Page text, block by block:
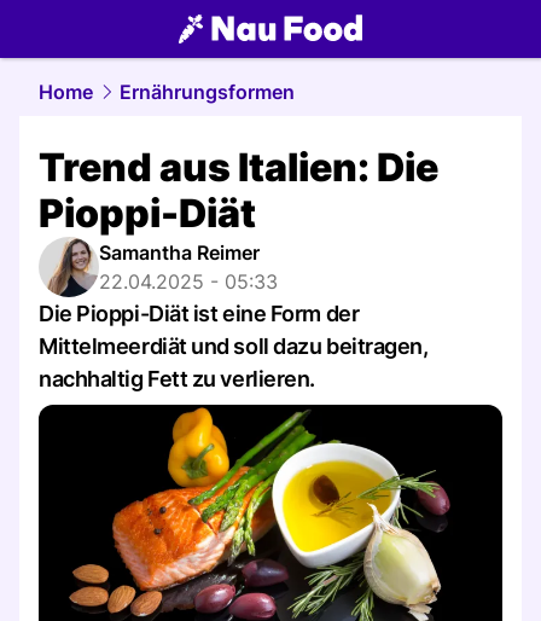
food.NAU.ch
Home Ernährungsformen
Trend aus Italien: Die
Pioppi-Diät
Samantha Reimer
22.04.2025 - 05:33
Die Pioppi-Diät ist eine Form der
Mittelmeerdiät und soll dazu beitragen,
nachhaltig Fett zu verlieren.